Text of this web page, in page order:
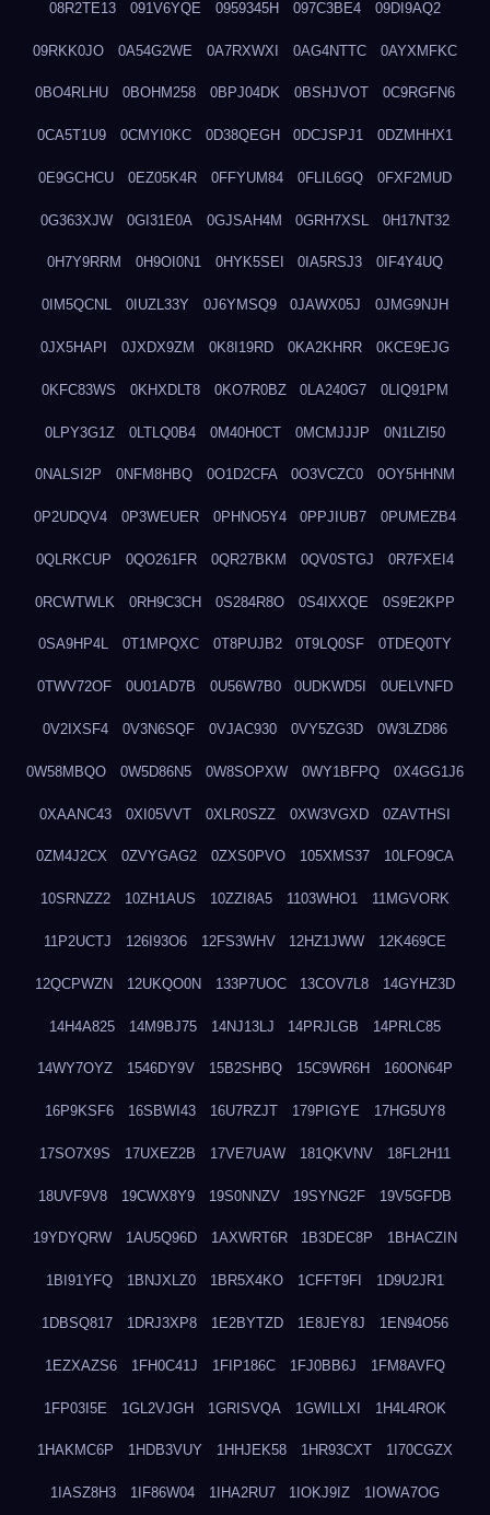
08R2TE13 091V6YQE 0959345H 097C3BE4 09DI9AQ2
09RKK0JO 0A54G2WE 0A7RXWXI 0AG4NTTC 0AYXMFKC
0BO4RLHU 0BOHM258 0BPJ04DK 0BSHJVOT 0C9RGFN6
0CA5T1U9 0CMYI0KC 0D38QEGH 0DCJSPJ1 0DZMHHX1
0E9GCHCU 0EZ05K4R 0FFYUM84 0FLIL6GQ 0FXF2MUD
0G363XJW 0GI31E0A 0GJSAH4M 0GRH7XSL 0H17NT32
0H7Y9RRM 0H9OI0N1 0HYK5SEI 0IA5RSJ3 0IF4Y4UQ
0IM5QCNL 0IUZL33Y 0J6YMSQ9 0JAWX05J 0JMG9NJH
0JX5HAPI 0JXDX9ZM 0K8I19RD 0KA2KHRR 0KCE9EJG
0KFC83WS 0KHXDLT8 0KO7R0BZ 0LA240G7 0LIQ91PM
0LPY3G1Z 0LTLQ0B4 0M40H0CT 0MCMJJJP 0N1LZI50
0NALSI2P 0NFM8HBQ 0O1D2CFA 0O3VCZC0 0OY5HHNM
0P2UDQV4 0P3WEUER 0PHNO5Y4 0PPJIUB7 0PUMEZB4
0QLRKCUP 0QO261FR 0QR27BKM 0QV0STGJ 0R7FXEI4
0RCWTWLK 0RH9C3CH 0S284R8O 0S4IXXQE 0S9E2KPP
0SA9HP4L 0T1MPQXC 0T8PUJB2 0T9LQ0SF 0TDEQ0TY
0TWV72OF 0U01AD7B 0U56W7B0 0UDKWD5I 0UELVNFD
0V2IXSF4 0V3N6SQF 0VJAC930 0VY5ZG3D 0W3LZD86
0W58MBQO 0W5D86N5 0W8SOPXW 0WY1BFPQ 0X4GG1J6
0XAANC43 0XI05VVT 0XLR0SZZ 0XW3VGXD 0ZAVTHSI
0ZM4J2CX 0ZVYGAG2 0ZXS0PVO 105XMS37 10LFO9CA
10SRNZZ2 10ZH1AUS 10ZZI8A5 1103WHO1 11MGVORK
11P2UCTJ 126I93O6 12FS3WHV 12HZ1JWW 12K469CE
12QCPWZN 12UKQO0N 133P7UOC 13COV7L8 14GYHZ3D
14H4A825 14M9BJ75 14NJ13LJ 14PRJLGB 14PRLC85
14WY7OYZ 1546DY9V 15B2SHBQ 15C9WR6H 160ON64P
16P9KSF6 16SBWI43 16U7RZJT 179PIGYE 17HG5UY8
17SO7X9S 17UXEZ2B 17VE7UAW 181QKVNV 18FL2H11
18UVF9V8 19CWX8Y9 19S0NNZV 19SYNG2F 19V5GFDB
19YDYQRW 1AU5Q96D 1AXWRT6R 1B3DEC8P 1BHACZIN
1BI91YFQ 1BNJXLZ0 1BR5X4KO 1CFFT9FI 1D9U2JR1
1DBSQ817 1DRJ3XP8 1E2BYTZD 1E8JEY8J 1EN94O56
1EZXAZS6 1FH0C41J 1FIP186C 1FJ0BB6J 1FM8AVFQ
1FP03I5E 1GL2VJGH 1GRISVQA 1GWILLXI 1H4L4ROK
1HAKMC6P 1HDB3VUY 1HHJEK58 1HR93CXT 1I70CGZX
1IASZ8H3 1IF86W04 1IHA2RU7 1IOKJ9IZ 1IOWA7OG